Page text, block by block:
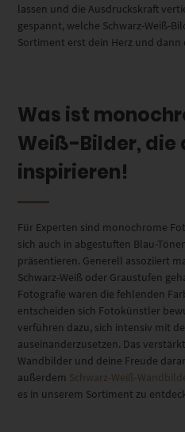
lassen und die Ausdruckskraft
gespannt, welche Schwarz-Weiß-
Sortiment erst dein Herz und
Was ist
Weiß-Bilder, die
inspirieren!
Für Experten sind monochrome
sich auch in abgestuften Blau-
präsentieren. Generell assoziiert
Schwarz-Weiß oder Graustufen
Fotografie waren die fehlenden
entscheiden sich Fotokünstler
verführen dazu, sich intensiv mit
auseinanderzusetzen. Das
Wandbilder und deine Freude
außerdem Schwarz-Weiß-
es in unserem Sortiment zu